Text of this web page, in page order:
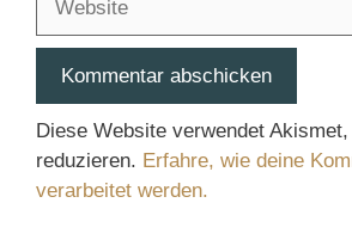
Diese Website verwendet
reduzieren. Erfahre, wie deine
verarbeitet werden.